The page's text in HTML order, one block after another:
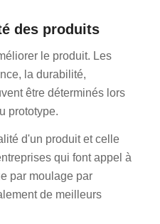
des produits
le produit. Les
la durabilité,
être déterminés lors
prototype.
d'un produit et celle
qui font appel à
par moulage par
de meilleurs